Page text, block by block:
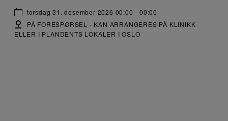
torsdag 31. desember 2026 00:00 - 00:00
PÅ FORESPØRSEL - KAN ARRANGERES PÅ KLINIKK
ELLER I PLANDENTS LOKALER I OSLO